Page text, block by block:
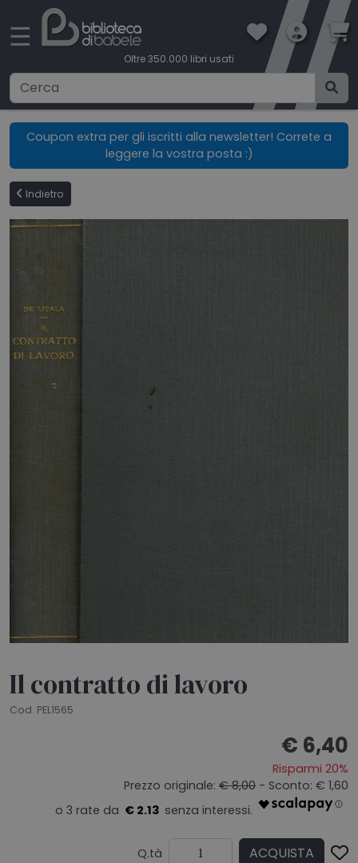
☰
Oltre 350.000 libri usati
Ricerca avanzata
CONDIZIONI DI VENDITA
BOOKLOVERS CARD
CONTATTI
HOME
CHI SIAMO
Coupon extra per gli iscritti alla newsletter! Correte a
leggere la vostra posta :)
Indietro
Il contratto di lavoro
Cod. PEL1565
€ 6,40
Risparmi 20%
Prezzo originale: € 8,00 - Sconto: € 1,60
€ 2.13
Q.tà ACQUISTA